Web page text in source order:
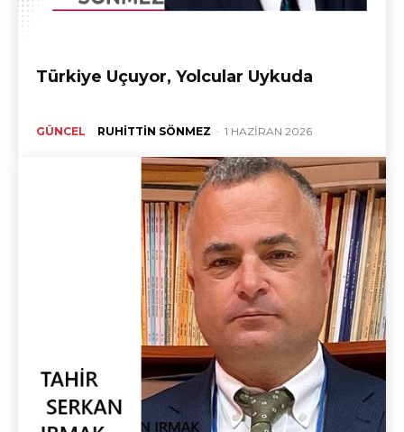
Türkiye Uçuyor, Yolcular Uykuda
GÜNCEL RUHITTIN SÖNMEZ - 1 HAZIRAN 2026